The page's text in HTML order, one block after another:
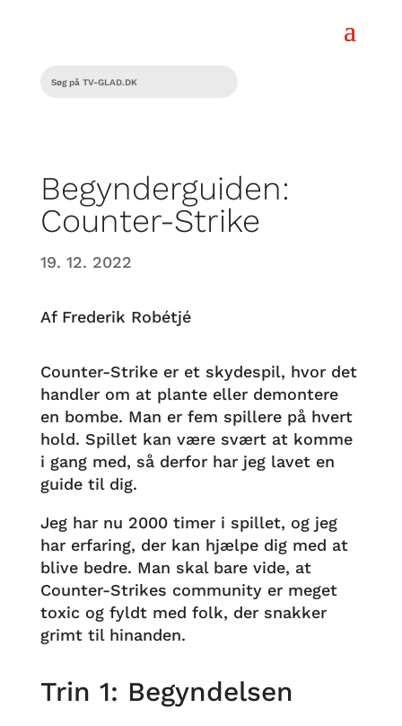
Begynderguiden:
Counter-Strike
19. 12. 2022
Af Frederik Robétjé
Counter-Strike er et skydespil, hvor det
handler om at plante eller demontere
en bombe. Man er fem spillere på hvert
hold. Spillet kan være svært at komme
i gang med, så derfor har jeg lavet en
guide til dig.
Jeg har nu 2000 timer i spillet, og jeg
har erfaring, der kan hjælpe dig med at
blive bedre. Man skal bare vide, at
Counter-Strikes community er meget
toxic og fyldt med folk, der snakker
grimt til hinanden.
Trin 1: Begyndelsen